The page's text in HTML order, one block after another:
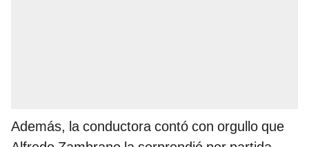
Además, la conductora contó con orgullo que